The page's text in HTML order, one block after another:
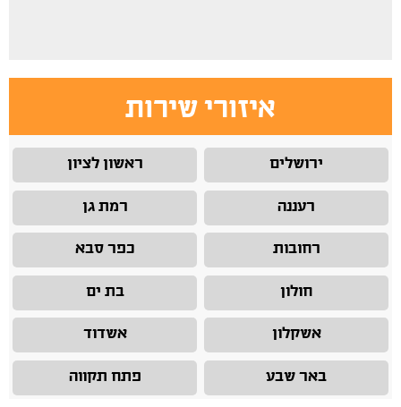
איזורי שירות
ירושלים ראשון לציון
רעננה רמת גן
רחובות כפר סבא
חולון בת ים
אשקלון אשדוד
באר שבע פתח תקווה